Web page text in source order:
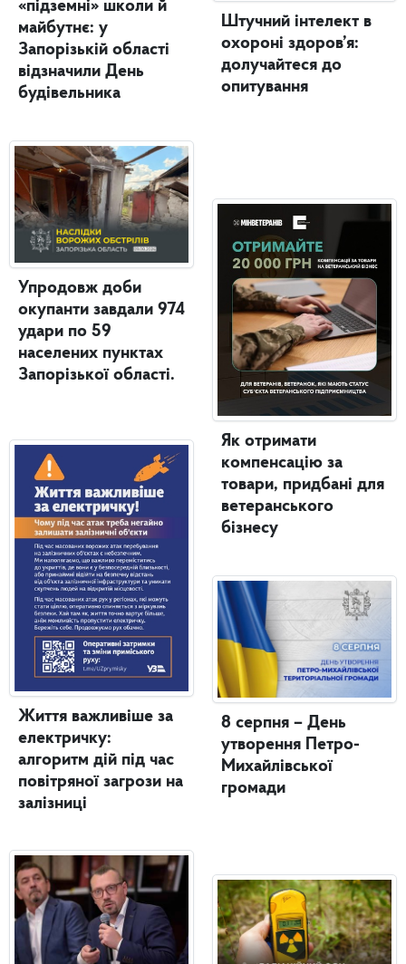
«підземні» школи й
майбутнє: у
Запорізькій області
відзначили День
будівельника
Упродовж доби
окупанти завдали 974
удари по 59
населених пунктах
Запорізької області.
Життя важливіше за
електричку:
алгоритм дій під час
повітряної загрози на
залізниці
Штучний інтелект в
охороні здоров’я:
долучайтеся до
опитування
Як отримати
компенсацію за
товари, придбані для
ветеранського
бізнесу
8 серпня – День
утворення Петро-
Михайлівської
громади